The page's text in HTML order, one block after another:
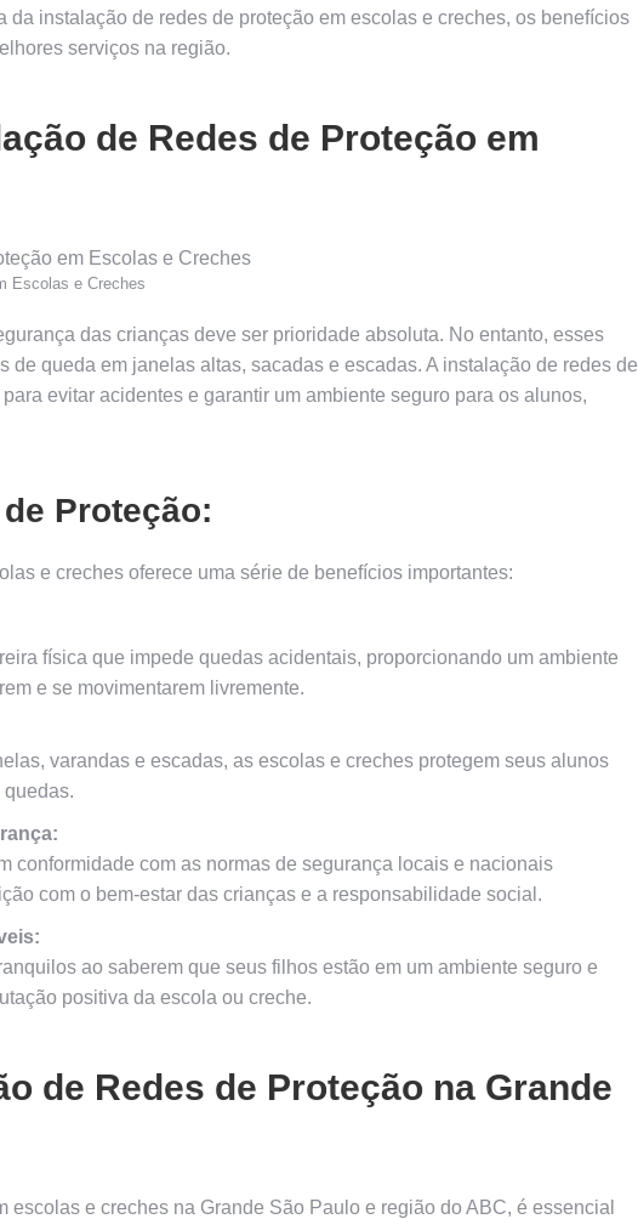
da instalação de redes de proteção em escolas e creches, os benefícios
serviços na região.
de Redes de Proteção em
Escolas e Creches
das crianças deve ser prioridade absoluta. No entanto, esses
de queda em janelas altas, sacadas e escadas. A instalação de redes de
evitar acidentes e garantir um ambiente seguro para os alunos,
Proteção:
e creches oferece uma série de benefícios importantes:
física que impede quedas acidentais, proporcionando um ambiente
e se movimentarem livremente.
varandas e escadas, as escolas e creches protegem seus alunos
conformidade com as normas de segurança locais e nacionais
com o bem-estar das crianças e a responsabilidade social.
ao saberem que seus filhos estão em um ambiente seguro e
positiva da escola ou creche.
de Redes de Proteção na Grande
escolas e creches na Grande São Paulo e região do ABC, é essencial